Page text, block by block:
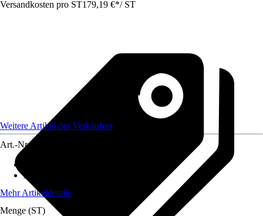
Versandkosten pro ST179,19 €*/ ST
Weitere Artikel des Verkäufers
Art.-Nr.
Anwendung
Mehr Artikeldetails
Menge (ST)